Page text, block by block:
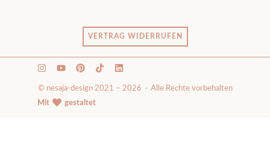
VERTRAG WIDERRUFEN
© nesaja-design 2021 – 2026 · Alle Rechte vorbehalten
Mit
gestaltet